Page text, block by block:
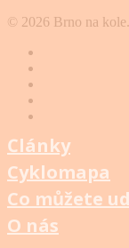
© 2026 Brno na
Články
Cyklomapa
Co můžete
O nás